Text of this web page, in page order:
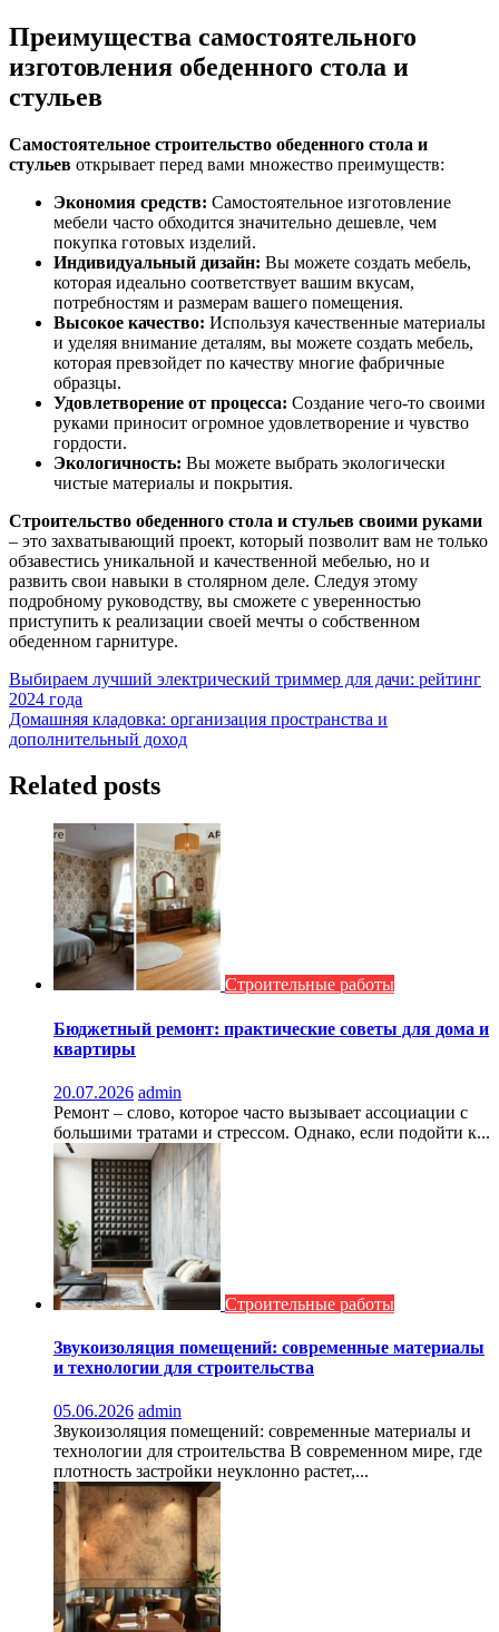
Преимущества самостоятельного
изготовления обеденного стола и
стульев
Самостоятельное строительство обеденного стола и
стульев открывает перед вами множество преимуществ:
Экономия средств: Самостоятельное изготовление
мебели часто обходится значительно дешевле, чем
покупка готовых изделий.
Индивидуальный дизайн: Вы можете создать мебель,
которая идеально соответствует вашим вкусам,
потребностям и размерам вашего помещения.
Высокое качество: Используя качественные материалы
и уделяя внимание деталям, вы можете создать мебель,
которая превзойдет по качеству многие фабричные
образцы.
Удовлетворение от процесса: Создание чего-то своими
руками приносит огромное удовлетворение и чувство
гордости.
Экологичность: Вы можете выбрать экологически
чистые материалы и покрытия.
Строительство обеденного стола и стульев своими руками
– это захватывающий проект, который позволит вам не только
обзавестись уникальной и качественной мебелью, но и
развить свои навыки в столярном деле. Следуя этому
подробному руководству, вы сможете с уверенностью
приступить к реализации своей мечты о собственном
обеденном гарнитуре.
Навигация
по
записям
Выбираем лучший электрический триммер для дачи: рейтинг
2024 года
Домашняя кладовка: организация пространства и
дополнительный доход
Related posts
Строительные работы
Бюджетный ремонт: практические советы для дома и
квартиры
20.07.2026 admin
Ремонт – слово, которое часто вызывает ассоциации с
большими тратами и стрессом. Однако, если подойти к...
Строительные работы
Звукоизоляция помещений: современные материалы
и технологии для строительства
05.06.2026 admin
Звукоизоляция помещений: современные материалы и
технологии для строительства В современном мире, где
плотность застройки неуклонно растет,...